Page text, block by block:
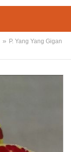
» P. Yang Yang Gigan